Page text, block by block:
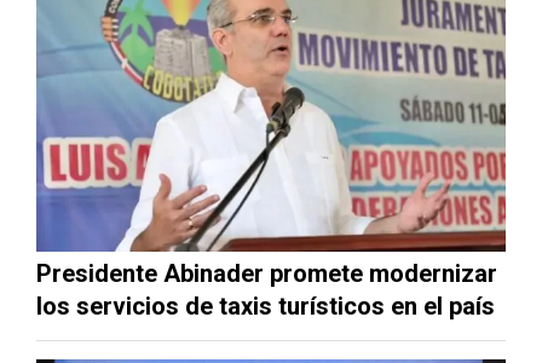
Presidente Abinader promete modernizar
los servicios de taxis turísticos en el país